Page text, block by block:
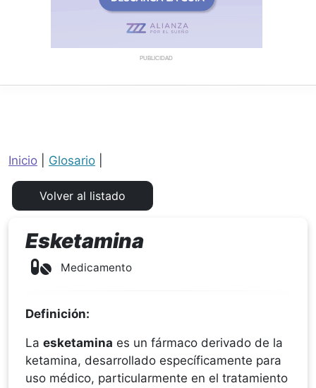
PUBLICIDAD
Inicio Glosario
Esketamina
Medicamento
Definición:
La esketamina es un fármaco derivado de la
ketamina, desarrollado específicamente para
uso médico, particularmente en el tratamiento